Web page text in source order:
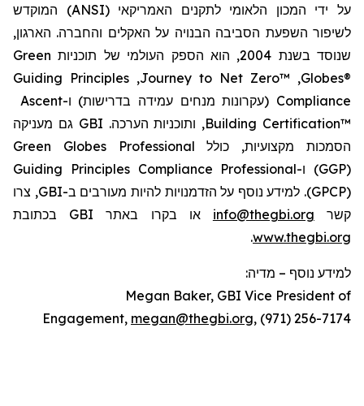
על ידי המכון הלאומי לתקנים האמריקאי (ANSI) המוקדש
לשיפור השפעת הסביבה הבנויה על האקלים והחברה. הארגון,
שנוסד בשנת 2004, הוא הספק העולמי של תוכניות
Green
Globes®
,
Journey to Net Zero™
,
Guiding Principles
Compliance (עקרונות מנחים עמידה בדרישות) ו-Ascent
Building Certification™, ותוכניות הערכה.
GBI גם מעניקה
הסמכות מקצועיות, כולל Green Globes Professional
(GGP) ו-Guiding Principles Compliance Professional
(GPCP). למידע נוסף על הזדמנויות להיות מעורבים ב-GBI, צרו
קשר
info@thegbi.org או בקרו באתר GBI בכתובת
www.thegbi.org
.
למידע נוסף – מדיה:
Megan Baker, GBI Vice President of
Engagement, megan@thegbi.org, (971) 256-7174